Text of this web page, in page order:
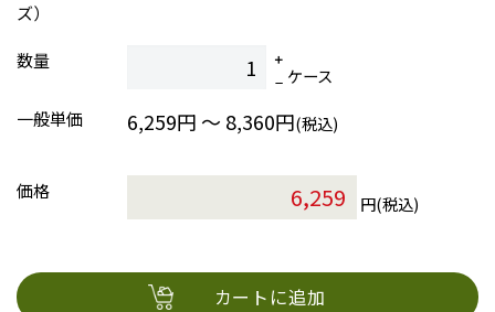
ズ）
数量
ケース
一般単価
6,259円 ～ 8,360円(税込)
価格
円(税込)
カートに追加